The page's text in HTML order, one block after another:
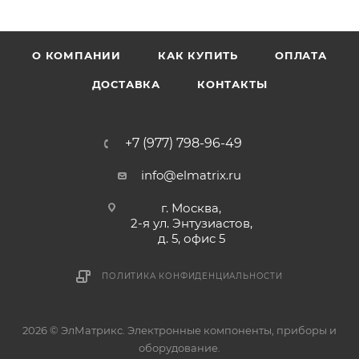
О КОМПАНИИ КАК КУПИТЬ ОПЛАТА
ДОСТАВКА КОНТАКТЫ
+7 (977) 798-96-49
info@elmatrix.ru
г. Москва,
2-я ул. Энтузиастов,
д. 5, офис 5
ПОЛИТИКА КОНФИДЕНЦИАЛЬНОСТИ
2026 © ЭлМатрикс. Электронные компоненты, приборы и
оборудование.